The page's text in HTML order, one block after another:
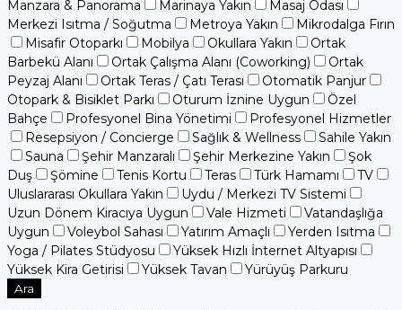
Manzara & Panorama
Marinaya Yakın
Masaj Odası
Merkezi Isıtma / Soğutma
Metroya Yakın
Mikrodalga Fırın
Misafir Otoparkı
Mobilya Okullara Yakın
Ortak
Barbekü Alanı
Ortak Çalışma Alanı (Coworking)
Ortak
Peyzaj Alanı
Ortak Teras / Çatı Terası
Otomatik Panjur
Otopark & Bisiklet Parkı
Oturum İznine Uygun
Özel
Bahçe
Profesyonel Bina Yönetimi
Profesyonel Hizmetler
Resepsiyon / Concierge
Sağlık & Wellness
Sahile Yakın
Sauna
Şehir Manzaralı Şehir Merkezine Yakın
Şok
Duş
Şömine Tenis Kortu Teras Türk Hamamı
TV
Uluslararası Okullara Yakın
Uydu / Merkezi TV Sistemi
Uzun Dönem Kiracıya Uygun
Vale Hizmeti
Vatandaşlığa
Uygun
Voleybol Sahası Yatırım Amaçlı
Yerden Isıtma
Yoga / Pilates Stüdyosu
Yüksek Hızlı İnternet Altyapısı
Yüksek Kira Getirisi
Yüksek Tavan Yürüyüş Parkuru
Ara